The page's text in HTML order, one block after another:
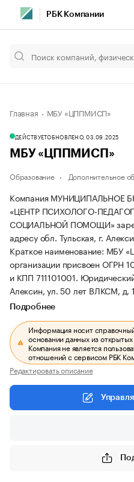
РБК Компании
Главная МБУ «ЦППМИСП»
ДЕЙСТВУЕТОБНОВЛЕНО, 03.09.2025
МБУ «ЦППМИСП»
Образование Дополнительное
Компания МУНИЦИПАЛЬНОЕ
«ЦЕНТР ПСИХОЛОГО-
СОЦИАЛЬНОЙ ПОМОЩИ»
адресу обл. Тульская, г.
Краткое наименование: МБУ
организации присвоен ОГРН
и КПП 711101001.
Алексин, ул. 50 лет ВЛКСМ, д.
Подробнее
Информация носит
основании данных из открытых
Компания не является
отношений с сервисом РБК
Редактировать описание